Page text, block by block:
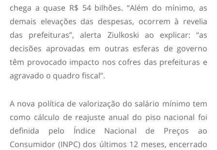
chega a quase R$ 54 bilhões. “Além do mínimo, as
demais elevações das despesas, ocorrem à revelia
das prefeituras”, alerta Ziulkoski ao explicar: “as
decisões aprovadas em outras esferas de governo
têm provocado impacto nos cofres das prefeituras e
agravado o quadro fiscal”.
A nova política de valorização do salário mínimo tem
como cálculo de reajuste anual do piso nacional foi
definida pelo Índice Nacional de Preços ao
Consumidor (INPC) dos últimos 12 meses, encerrado